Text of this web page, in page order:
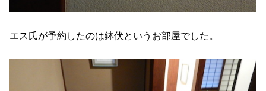
エス氏が予約したのは鉢伏というお部屋でした。